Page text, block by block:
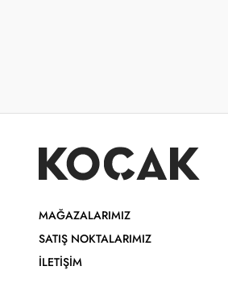
MAĞAZALARIMIZ
SATIŞ NOKTALARIMIZ
İLETIŞIM